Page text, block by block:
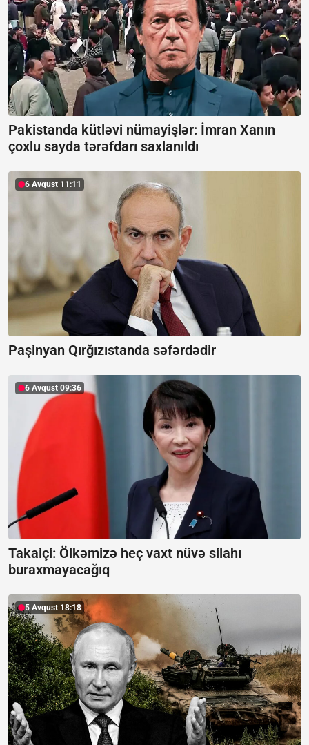
Pakistanda kütləvi nümayişlər: İmran Xanın
çoxlu sayda tərəfdarı saxlanıldı
6 Avqust 11:11
Paşinyan Qırğızıstanda səfərdədir
6 Avqust 09:36
Takaiçi: Ölkəmizə heç vaxt nüvə silahı
buraxmayacağıq
5 Avqust 18:18